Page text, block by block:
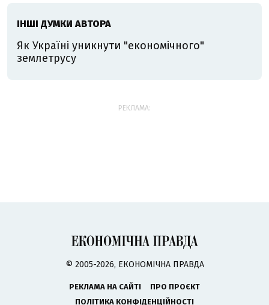
ІНШІ ДУМКИ АВТОРА
Як Україні уникнути "економічного"
землетрусу
РЕКЛАМА:
© 2005-2026, ЕКОНОМІЧНА ПРАВДА
РЕКЛАМА НА САЙТІ
ПРО ПРОЄКТ
ПОЛІТИКА КОНФІДЕНЦІЙНОСТІ